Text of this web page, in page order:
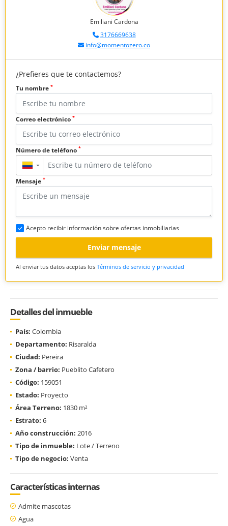
Emiliani Cardona
3176669638
info@momentozero.co
¿Prefieres que te contactemos?
Tu nombre *
Correo electrónico *
Número de teléfono *
▼
Mensaje *
Acepto recibir información sobre ofertas inmobiliarias
Enviar mensaje
Al enviar tus datos aceptas los Términos de servicio y privacidad
Detalles del inmueble
País: Colombia
Departamento: Risaralda
Ciudad: Pereira
Zona / barrio: Pueblito Cafetero
Código: 159051
Estado: Proyecto
Área Terreno: 1830 m²
Estrato: 6
Año construcción: 2016
Tipo de inmueble: Lote / Terreno
Tipo de negocio: Venta
Características internas
Admite mascotas
Agua